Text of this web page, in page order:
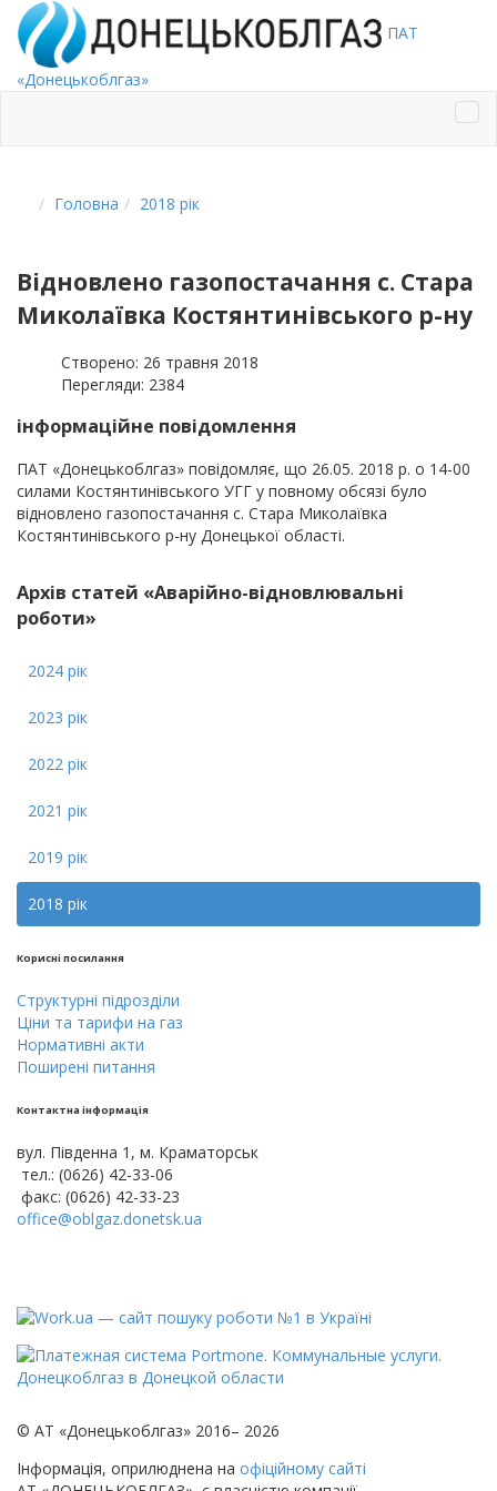
ПАТ
«Донецькоблгаз»
Головна 2018 рік
Відновлено газопостачання с. Стара
Миколаївка Костянтинівського р-ну
Створено: 26 травня 2018
Перегляди: 2384
інформаційне повідомлення
ПАТ «Донецькоблгаз» повідомляє, що 26.05. 2018 р. о 14-00
силами Костянтинівського УГГ у повному обсязі було
відновлено газопостачання с. Стара Миколаївка
Костянтинівського р-ну Донецької області.
Архів статей «Аварійно-відновлювальні
роботи»
2024 рік
2023 рік
2022 рік
2021 рік
2019 рік
2018 рік
Кориснi посилання
Cтруктурнi пiдроздiли
Цiни тa тарифи на газ
Нормативні акти
Поширені питання
Контактна інформація
вул. Південна 1, м. Краматорськ
тел.: (0626) 42-33-06
факс: (0626) 42-33-23
office@oblgaz.donetsk.ua
© АТ «Донецькоблгаз» 2016– 2026
Інформація, оприлюднена на офіційному сайті